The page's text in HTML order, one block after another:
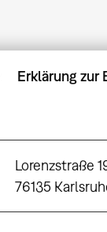
Erklärung zur
Lorenzstraße
76135